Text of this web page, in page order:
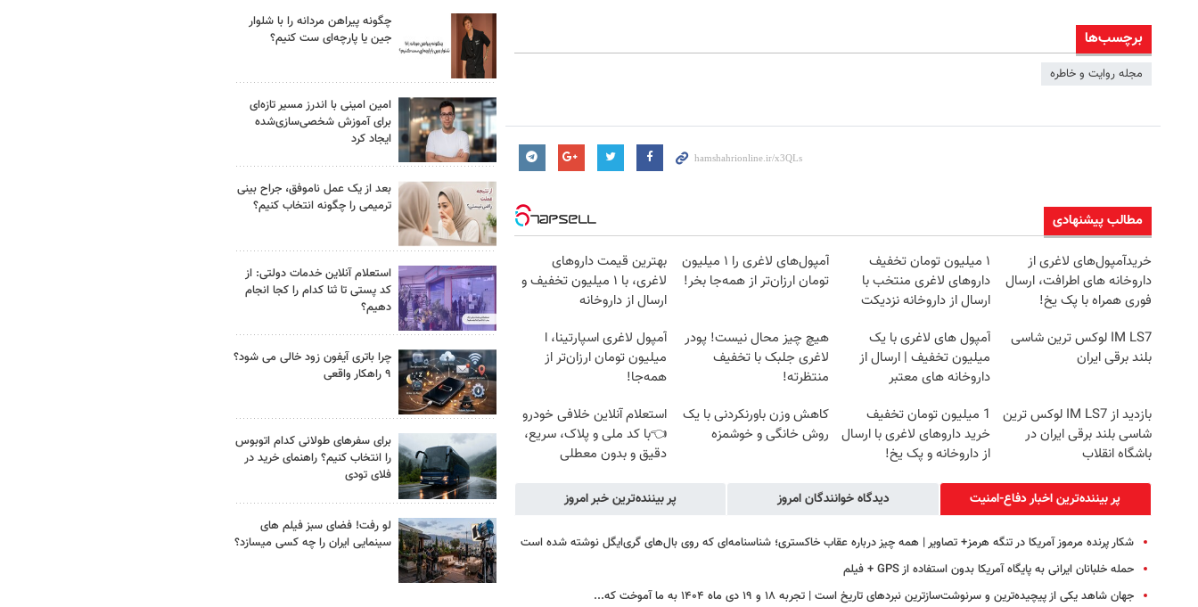
برچسب‌ها
مجله روایت و خاطره
مطالب پیشنهادی
خریدآمپول‌های لاغری از
داروخانه های اطرافت، ارسال
فوری همراه با پک یخ!
۱ میلیون تومان تخفیف
داروهای لاغری منتخب با
ارسال از داروخانه نزدیکت
آمپول‌های لاغری را ۱ میلیون
تومان ارزان‌تر از همه‌جا بخر!
بهترین قیمت داروهای
لاغری، با ۱ میلیون تخفیف و
ارسال از داروخانه‌
IM LS7 لوکس ترین شاسی
بلند برقی ایران
آمپول های لاغری با یک
میلیون تخفیف | ارسال از
داروخانه های معتبر
هیچ چیز محال نیست! پودر
لاغری جلبک با تخفیف
منتظرته!
آمپول لاغری اسپارتینا، ا
میلیون تومان ارزان‌تر از
همه‌جا!
بازدید از IM LS7 لوکس ترین
شاسی بلند برقی ایران در
باشگاه انقلاب
1 میلیون تومان تخفیف
خرید داروهای لاغری با ارسال
از داروخانه و پک یخ!
کاهش وزن باورنکردنی با یک
روش خانگی و خوشمزه
استعلام آنلاین خلافی خودرو
👈با کد ملی و پلاک، سریع،
دقیق و بدون معطلی
پر بیننده‌ترین اخبار دفاع-امنیت دیدگاه خوانندگان امروز پر بیننده‌ترین خبر امروز
شکار پرنده مرموز آمریکا در تنگه هرمز+ تصاویر | همه چیز درباره عقاب خاکستری؛ شناسنامه‌ای که روی بال‌های گری‌ایگل نوشته شده است
حمله خلبانان ایرانی به پایگاه آمریکا بدون استفاده از GPS + فیلم
جهان شاهد یکی از پیچیده‌ترین و سرنوشت‌سازترین نبردهای تاریخ است | تجربه ۱۸ و ۱۹ دی ماه ۱۴۰۴ به ما آموخت که...
چگونه پیراهن مردانه را با شلوار
جین یا پارچه‌ای ست کنیم؟
امین امینی با اندرز مسیر تازه‌ای
برای آموزش شخصی‌سازی‌شده
ایجاد کرد
بعد از یک عمل ناموفق، جراح بینی
ترمیمی را چگونه انتخاب کنیم؟
استعلام آنلاین خدمات دولتی: از
کد پستی تا ثنا کدام را کجا انجام
دهیم؟
چرا باتری آیفون زود خالی می شود؟
۹ راهکار واقعی
برای سفرهای طولانی کدام اتوبوس
را انتخاب کنیم؟ راهنمای خرید در
فلای تودی
لو رفت! فضای سبز فیلم های
سینمایی ایران را چه کسی میسازد؟